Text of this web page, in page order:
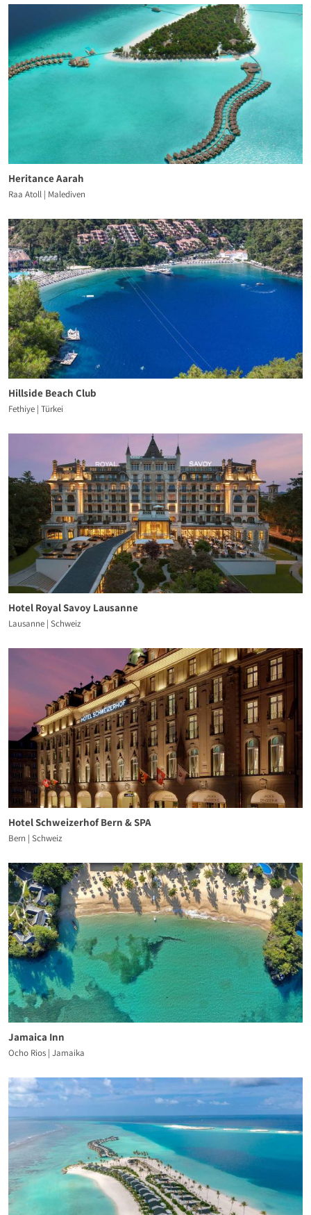
Heritance Aarah
Raa Atoll | Malediven
Hillside Beach Club
Fethiye | Türkei
Hotel Royal Savoy Lausanne
Lausanne | Schweiz
Hotel Schweizerhof Bern & SPA
Bern | Schweiz
Jamaica Inn
Ocho Rios | Jamaika